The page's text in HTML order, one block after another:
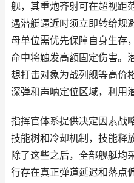
舰，其重炮齐射可在超视距
遇潜艇逼近时须立即转给规
母单位需优先保障自身生存
命中将触发高额固定伤害。
想打击对象为战列舰等高价
深弹和声呐定位区域，利用
指挥官体系提供决定因素战
技能树和冷却机制，技能释
除了这些之后，全部舰艇
行存在真正弹道延迟和落点